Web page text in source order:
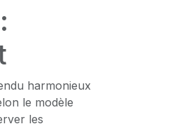
harmonieux
le modèle
les